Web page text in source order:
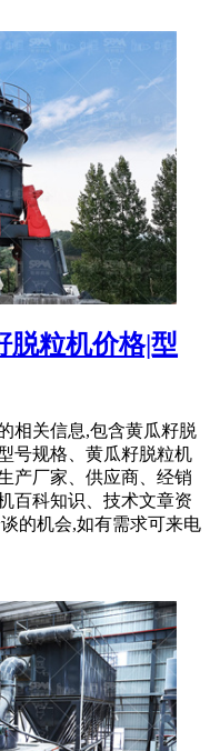
脱粒机价格|型
相关信息,包含黄瓜籽脱
号规格、黄瓜籽脱粒机
产厂家、供应商、经销
百科知识、技术文章资
的机会,如有需求可来电